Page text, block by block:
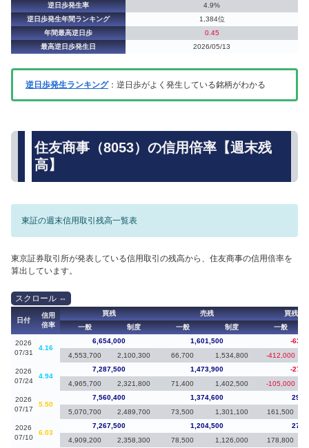
逆日歩発生率
4.9%
逆日歩発生年間ランキング
1,384位
年間最高逆日歩
0.45
最高逆日歩発生日
2026/05/13
逆日歩発生ランキング：逆日歩がよく発生している銘柄がわかる
住友商事（8053）の信用倍率【週末残
高】
東証の週末信用取引残高一覧表
東京証券取引所が発表している信用取引の残高から、住友商事の信用倍率を
算出しています。
日付
信用
倍率
買残 売残
買残（
一般
制度 一般 制度 一般
2026
07/31
4.16
6,654,000 1,601,500
-
4,553,700
2,100,300 66,700 1,534,800 -412,000
2026
07/24
4.94
7,287,500 1,473,900
-
4,965,700
2,321,800 71,400 1,402,500 -105,000
2026
07/17
5.50
7,560,400 1,374,600
5,070,700
2,489,700 73,500 1,301,100 161,500
2026
07/10
6.03
7,267,500 1,204,500
4,909,200
2,358,300 78,500 1,126,000 178,800